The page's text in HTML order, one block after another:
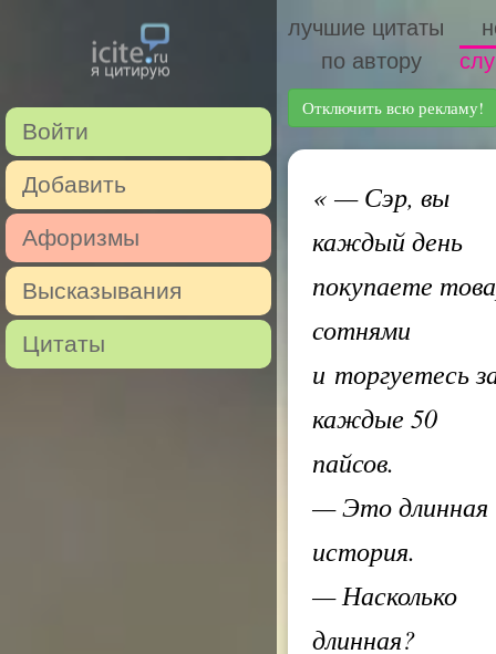
Войти
Добавить
Афоризмы
Высказывания
Цитаты
лучшие цитаты
по автору
Отключить всю рекламу!
«— Сэр, вы
каждый день
покупаете
сотнями
и торгуетесь
каждые 50
пайсов.
— Это длинная
история.
— Насколько
длинная?